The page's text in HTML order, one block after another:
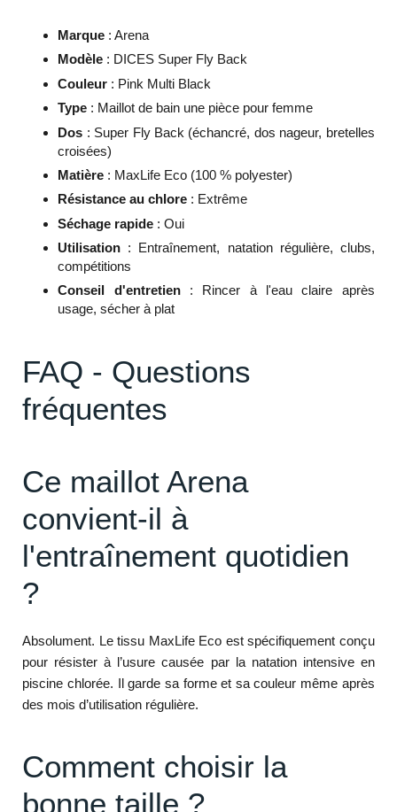
Marque : Arena
Modèle : DICES Super Fly Back
Couleur : Pink Multi Black
Type : Maillot de bain une pièce pour femme
Dos : Super Fly Back (échancré, dos nageur, bretelles
croisées)
Matière : MaxLife Eco (100 % polyester)
Résistance au chlore : Extrême
Séchage rapide : Oui
Utilisation : Entraînement, natation régulière, clubs,
compétitions
Conseil d'entretien: Rincer à l'eau claire après
usage, sécher à plat
FAQ - Questions
fréquentes
Ce maillot Arena
convient-il à
l'entraînement quotidien
?
Absolument. Le tissu MaxLife Eco est spécifiquement conçu
pour résister à l’usure causée par la natation intensive en
piscine chlorée. Il garde sa forme et sa couleur même après
des mois d’utilisation régulière.
Comment choisir la
bonne taille ?